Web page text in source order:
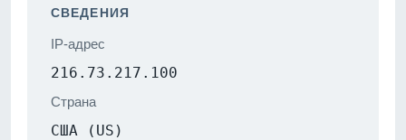
СВЕДЕНИЯ
IP-адрес
216.73.217.100
Страна
США (US)